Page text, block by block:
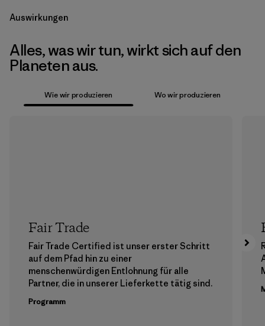
Auswirkungen
Alles, was wir tun, wirkt sich auf den
Planeten aus.
Wie wir produzieren Wo wir produzieren
Fair Trade
Fair Trade Certified ist unser erster Schritt
auf dem Pfad hin zu einer
menschenwürdigen Entlohnung für alle
Partner, die in unserer Lieferkette tätig sind.
Programm